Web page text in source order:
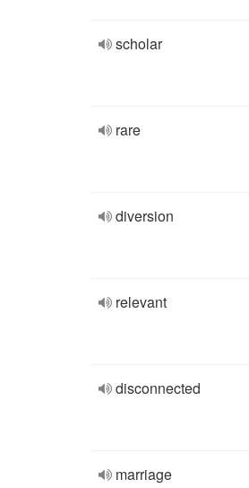
scholar
rare
diversion
relevant
disconnected
marriage